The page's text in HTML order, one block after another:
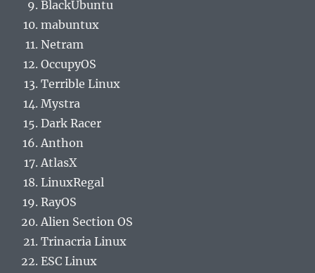
BlackUbuntu
mabuntux
Netram
OccupyOS
Terrible Linux
Mystra
Dark Racer
Anthon
AtlasX
LinuxRegal
RayOS
Alien Section OS
Trinacria Linux
ESC Linux